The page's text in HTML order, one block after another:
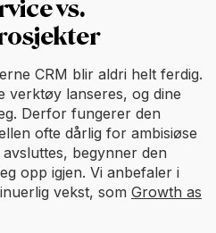
vs.
CRM blir aldri helt ferdig.
verktøy lanseres, og dine
Derfor fungerer den
ofte dårlig for ambisiøse
begynner den
opp igjen. Vi anbefaler i
vekst, som Growth as